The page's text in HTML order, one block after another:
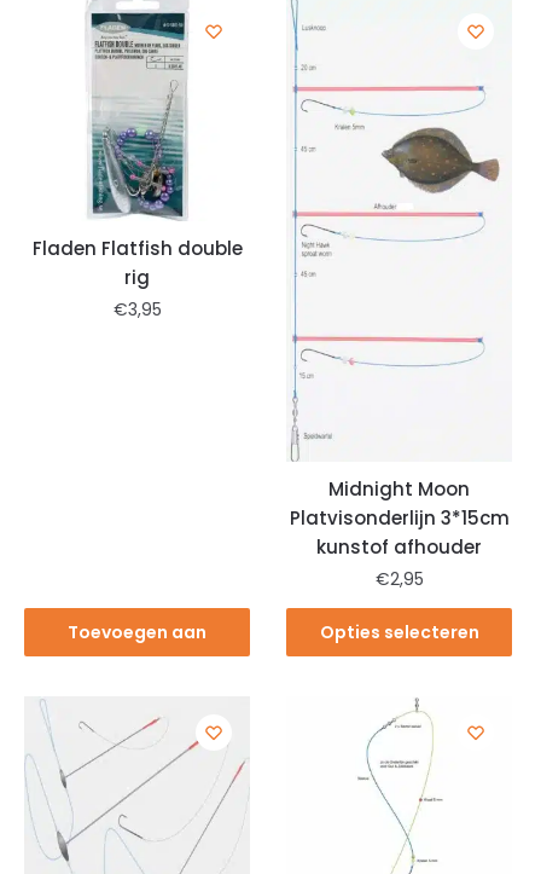
Fladen Flatfish double
rig
€3,95
Toevoegen aan
Midnight Moon
Platvisonderlijn 3*15cm
kunstof afhouder
€2,95
Opties selecteren